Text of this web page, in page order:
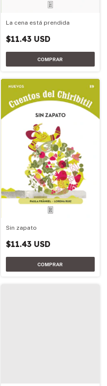
La cena está prendida
$11.43 USD
Sin zapato
$11.43 USD